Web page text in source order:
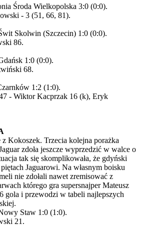
Środa Wielkopolska 3:0 (0:0).
- 3 (51, 66, 81).
Skolwin (Szczecin) 1:0 (0:0).
86.
1:0 (0:0).
68.
1:2 (1:0).
- Wiktor Kacprzak 16 (k), Eryk
Kokoszek. Trzecia kolejna porażka
zdoła jeszcze wyprzedzić w walce o
tak się skomplikowała, że gdyński
Jaguarowi. Na własnym boisku
nie zdołali nawet zremisować z
którego gra supersnajper Mateusz
gola i przewodzi w tabeli najlepszych
Staw 1:0 (1:0).
21.